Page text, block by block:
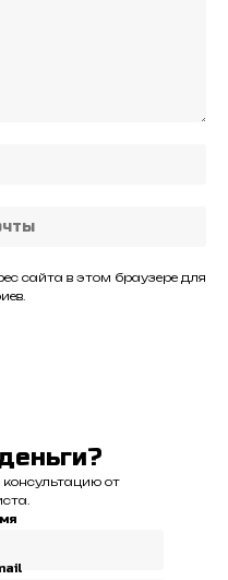
сайта в этом браузере для
от